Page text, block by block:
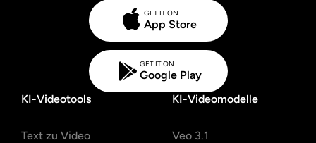
GET IT ON
App Store
GET IT ON
Google Play
KI-Videotools
Text zu Video
KI-Videomodelle
Veo 3.1